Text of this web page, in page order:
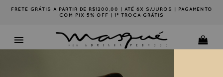
FRETE GRÁTIS A PARTIR DE R$1200,00 | ATÉ 6X S/JUROS | PAGAMENTO
COM PIX 5% OFF | 1ª TROCA GRÁTIS